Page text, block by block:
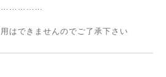
はできませんのでご了承下さい